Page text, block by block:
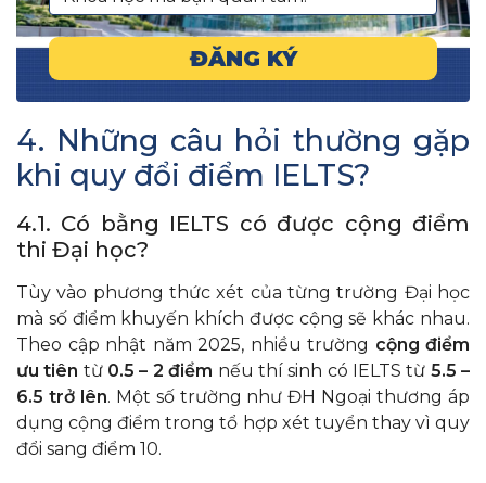
ĐĂNG KÝ
4. Những câu hỏi thường gặp
khi quy đổi điểm IELTS?
4.1. Có bằng IELTS có được cộng điểm
thi Đại học?
Tùy vào phương thức xét của từng trường Đại học
mà số điểm khuyến khích được cộng sẽ khác nhau.
Theo cập nhật năm 2025, nhiều trường cộng điểm
ưu tiên từ 0.5 – 2 điểm nếu thí sinh có IELTS từ 5.5 –
6.5 trở lên. Một số trường như ĐH Ngoại thương áp
dụng cộng điểm trong tổ hợp xét tuyển thay vì quy
đổi sang điểm 10.